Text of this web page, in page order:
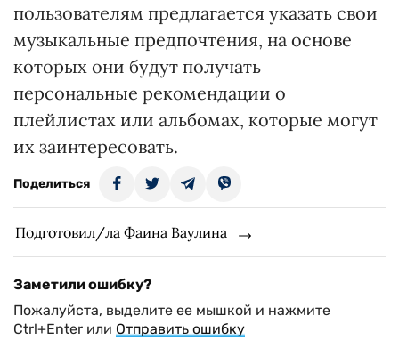
пользователям предлагается указать свои
музыкальные предпочтения, на основе
которых они будут получать
персональные рекомендации о
плейлистах или альбомах, которые могут
их заинтересовать.
Поделиться
Подготовил/ла Фаина Ваулина
Заметили ошибку?
Пожалуйста, выделите ее мышкой и нажмите
Ctrl+Enter или Отправить ошибку